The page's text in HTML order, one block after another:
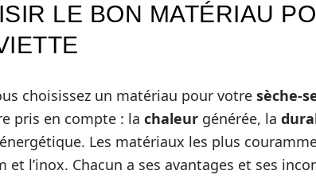
LE BON MATÉRIAU
choisissez un matériau pour votre sèche-
pris en compte : la chaleur générée, la
Les matériaux les plus
et l’inox. Chacun a ses avantages et ses